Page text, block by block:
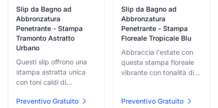
Slip da Bagno ad
Abbronzatura
Penetrante - Stampa
Tramonto Astratto
Urbano
Questi slip offrono una
stampa astratta unica
con toni caldi di
ricordano un tramonto
Preventivo Gratuito
Slip da Bagno ad
Abbronzatura
Penetrante - Stampa
Floreale Tropicale Blu
Abbraccia l'estate con
questa stampa floreale
vibrante con tonalità di
leggero e ad asciugatura
Preventivo Gratuito